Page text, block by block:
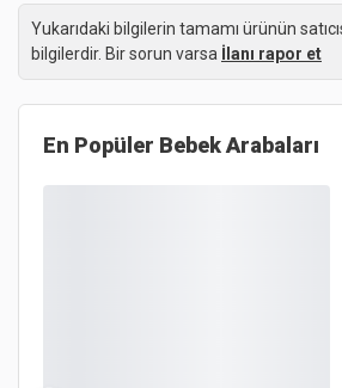
Yukarıdaki bilgilerin tamamı ürünün
bilgilerdir. Bir sorun varsa İlanı rapor et
En Popüler Bebek Arabaları